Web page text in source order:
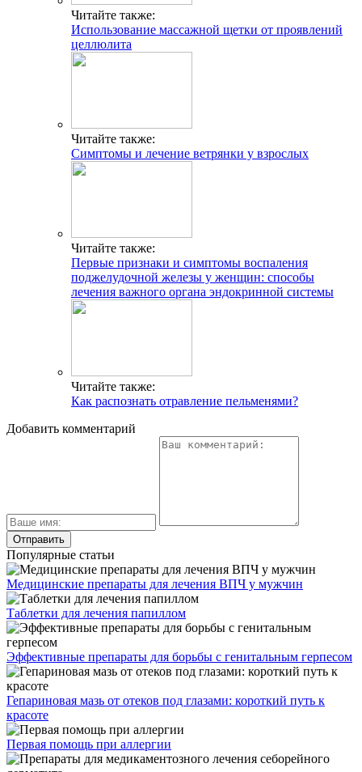
Читайте также:
Использование массажной щетки от проявлений
целлюлита
Читайте также:
Симптомы и лечение ветрянки у взрослых
Читайте также:
Первые признаки и симптомы воспаления
поджелудочной железы у женщин: способы
лечения важного органа эндокринной системы
Читайте также:
Как распознать отравление пельменями?
Добавить комментарий
Популярные статьи
Медицинские препараты для лечения ВПЧ у мужчин
Таблетки для лечения папиллом
Эффективные препараты для борьбы с генитальным герпесом
Гепариновая мазь от отеков под глазами: короткий путь к
красоте
Первая помощь при аллергии